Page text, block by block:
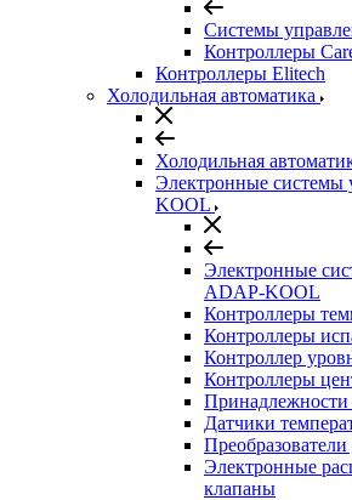
Системы
Контроллеры
Контроллеры Elitech
Холодильная автоматика
Холодильная
Электронные системы
KOOL
Электронные
ADAP-KOOL
Контроллеры
Контроллеры
Контроллер
Контроллеры
Принадлежности
Датчики
Электронные
клапаны